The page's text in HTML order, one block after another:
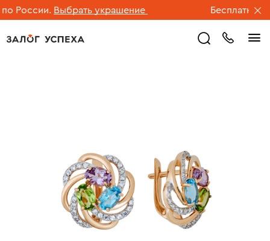
России. Выбрать украшение Бесплатная